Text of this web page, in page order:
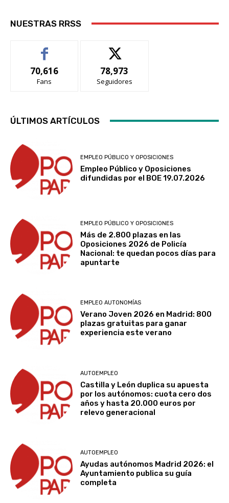
NUESTRAS RRSS
70,616
Fans
78,973
Seguidores
ÚLTIMOS ARTÍCULOS
EMPLEO PÚBLICO Y OPOSICIONES
Empleo Público y Oposiciones
difundidas por el BOE 19.07.2026
EMPLEO PÚBLICO Y OPOSICIONES
Más de 2.800 plazas en las
Oposiciones 2026 de Policía
Nacional: te quedan pocos días para
apuntarte
EMPLEO AUTONOMÍAS
Verano Joven 2026 en Madrid: 800
plazas gratuitas para ganar
experiencia este verano
AUTOEMPLEO
Castilla y León duplica su apuesta
por los autónomos: cuota cero dos
años y hasta 20.000 euros por
relevo generacional
AUTOEMPLEO
Ayudas autónomos Madrid 2026: el
Ayuntamiento publica su guía
completa